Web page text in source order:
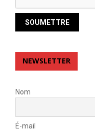
NEWSLETTER
Nom
É-mail